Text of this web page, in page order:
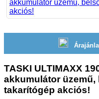
TASKI ULTIMAXX
akkumulátor
takarítógép akciós!